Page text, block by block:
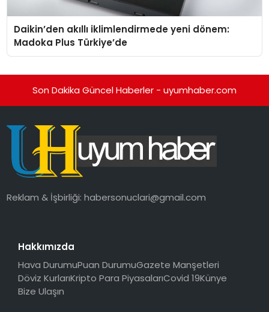
Daikin’den akıllı iklimlendirmede yeni dönem:
Madoka Plus Türkiye’de
Son Dakika Güncel Haberler - uyumhaber.com
Reklam & İşbirliği:habersonuclari@gmail.com
Hakkımızda
Hava DurumuPuan DurumuGazete Manşetleri
Döviz KurlarıKripto Para PiyasalarıCovid 19Künye
Bize Ulaşın